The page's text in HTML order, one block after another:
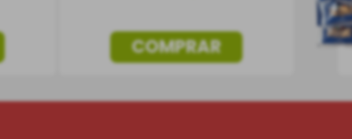
COMPRAR